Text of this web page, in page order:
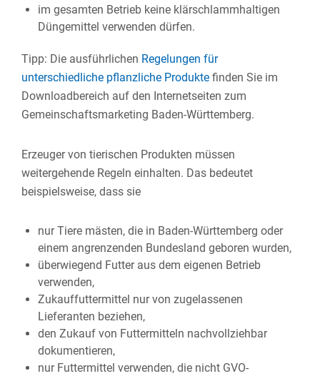
im gesamten Betrieb keine klärschlammhaltigen
Düngemittel verwenden dürfen.
Tipp: Die ausführlichen Regelungen für
unterschiedliche pflanzliche Produkte finden Sie im
Downloadbereich auf den Internetseiten zum
Gemeinschaftsmarketing Baden-Württemberg.
Erzeuger von tierischen Produkten müssen
weitergehende Regeln einhalten. Das bedeutet
beispielsweise, dass sie
nurTiere mästen, die in Baden-Württemberg oder
einem angrenzenden Bundesland geboren wurden,
überwiegend Futter aus dem eigenen Betrieb
verwenden,
Zukauffuttermittel nur von zugelassenen
Lieferanten beziehen,
den Zukauf von Futtermitteln nachvollziehbar
dokumentieren,
nur Futtermittel verwenden, die nicht GVO-